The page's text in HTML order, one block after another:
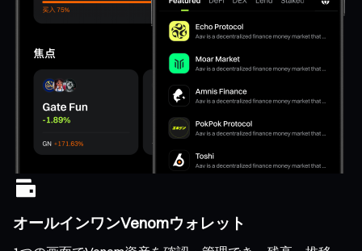
オールインワンVenomウォレット